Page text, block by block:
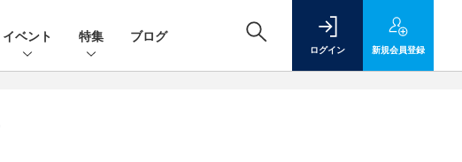
イベント 特集 ブログ
ログイン 新規会員登録